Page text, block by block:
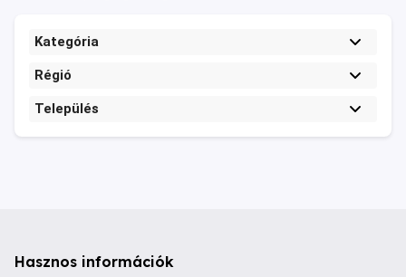
Kategória
Régió
Település
Hasznos információk